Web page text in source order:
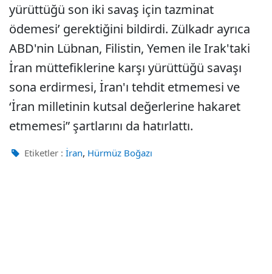
yürüttüğü son iki savaş için tazminat
ödemesi’ gerektiğini bildirdi. Zülkadr ayrıca
ABD'nin Lübnan, Filistin, Yemen ile Irak'taki
İran müttefiklerine karşı yürüttüğü savaşı
sona erdirmesi, İran'ı tehdit etmemesi ve
‘İran milletinin kutsal değerlerine hakaret
etmemesi” şartlarını da hatırlattı.
Etiketler : İran, Hürmüz Boğazı